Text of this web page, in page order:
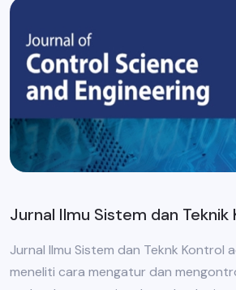
Jurnal Ilmu Sistem dan Teknik
Jurnal Ilmu Sistem dan Teknk Kontrol
meneliti cara mengatur dan